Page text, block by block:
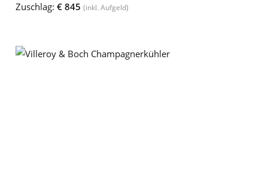
Zuschlag: € 845 (inkl. Aufgeld)